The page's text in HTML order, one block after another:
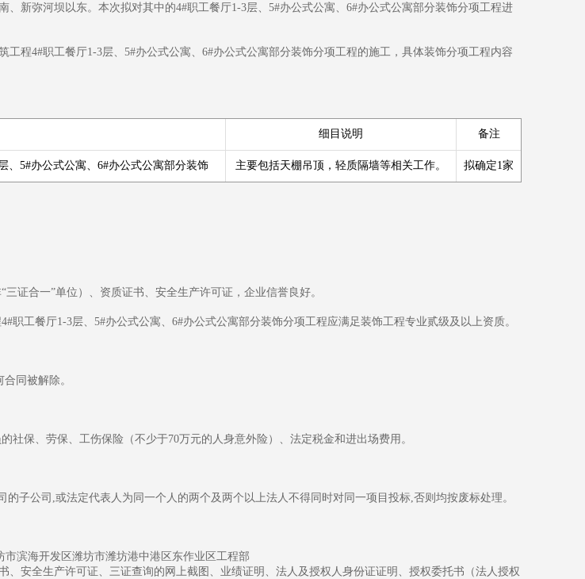
新弥河坝以东。本次拟对其中的4#职工餐厅1-3层、5#办公式公寓、6#办公式公寓部分装饰分项工程进
程4#职工餐厅1-3层、5#办公式公寓、6#办公式公寓部分装饰分项工程的施工，具体装饰分项工程内容
细目说明 备注
、5#办公式公寓、6#办公式公寓部分装饰 主要包括天棚吊顶，轻质隔墙等相关工作。 拟确定1家
证合一”单位）、资质证书、安全生产许可证，企业信誉良好。
工餐厅1-3层、5#办公式公寓、6#办公式公寓部分装饰分项工程应满足装饰工程专业贰级及以上资质。
同被解除。
保、劳保、工伤保险（不少于70万元的人身意外险）、法定税金和进出场费用。
子公司,或法定代表人为同一个人的两个及两个以上法人不得同时对同一项目投标,否则均按废标处理。
市滨海开发区潍坊市潍坊港中港区东作业区工程部
安全生产许可证、三证查询的网上截图、业绩证明、法人及授权人身份证证明、授权委托书（法人授权